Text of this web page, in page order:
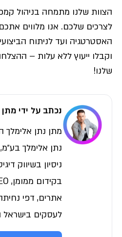
הצוות שלנו מתמחה בניהול
לצרכים שלכם. אנו מלווים
האסטרטגיה ועד לניתוח
וקבלו ייעוץ ללא עלות –
שלנו!
נכתב על ידי
מתן נתן אלימלך
ניסיון בשיווק
אתרים, דפי
לעסקים בישראל